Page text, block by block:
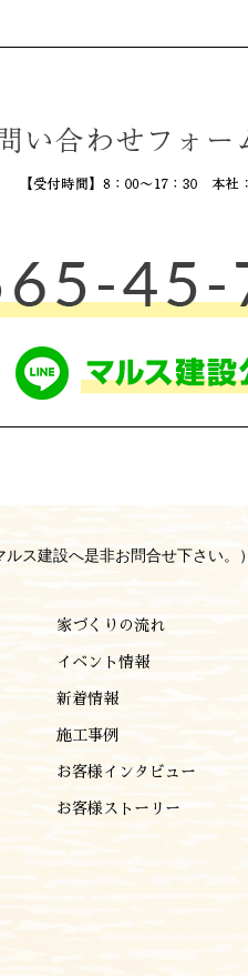
ス建設へ是非お問合せ下さい。）
家づくりの流れ
イベント情報
新着情報
施工事例
お客様インタビュー
お客様ストーリー